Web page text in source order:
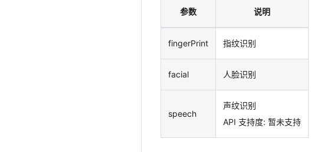
参数 说明
fingerPrint 指纹识别
facial 人脸识别
speech
声纹识别
API 支持度: 暂未支持